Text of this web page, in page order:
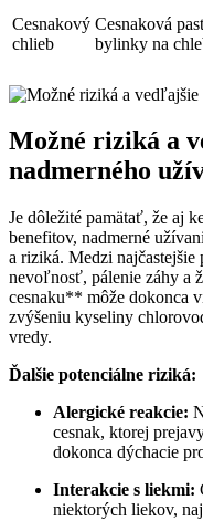
Cesnakový
chlieb
Cesnaková
bylinky na
Možné riziká a
nadmerného
Je dôležité pamätať, že aj
benefitov, nadmerné
a riziká. Medzi najčastejšie
nevoľnosť, pálenie záhy a
cesnaku** môže dokonca
zvýšeniu kyseliny
vredy.
Ďalšie potenciálne riziká:
Alergické reakcie:
cesnak, ktorej
dokonca dýchacie
Interakcie s liekmi:
niektorých liekov,